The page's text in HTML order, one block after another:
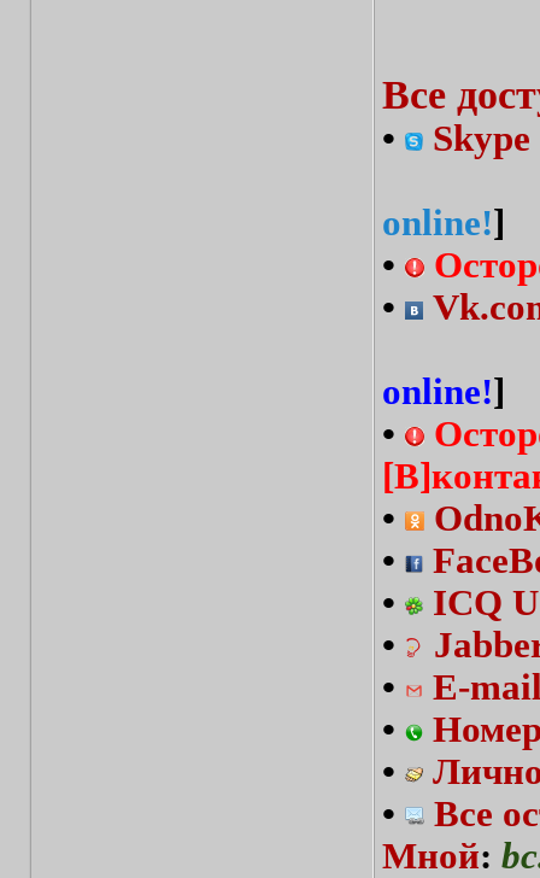
Все
•
online!]
•
•
online!]
•
•
•
•
ICQ
•
•
E-
•
•
•
Все
Мной: